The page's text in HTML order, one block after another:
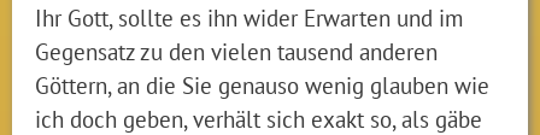
Ihr Gott, sollte es ihn wider Erwarten und im
Gegensatz zu den vielen tausend anderen
Göttern, an die Sie genauso wenig glauben wie
ich doch geben, verhält sich exakt so, als gäbe